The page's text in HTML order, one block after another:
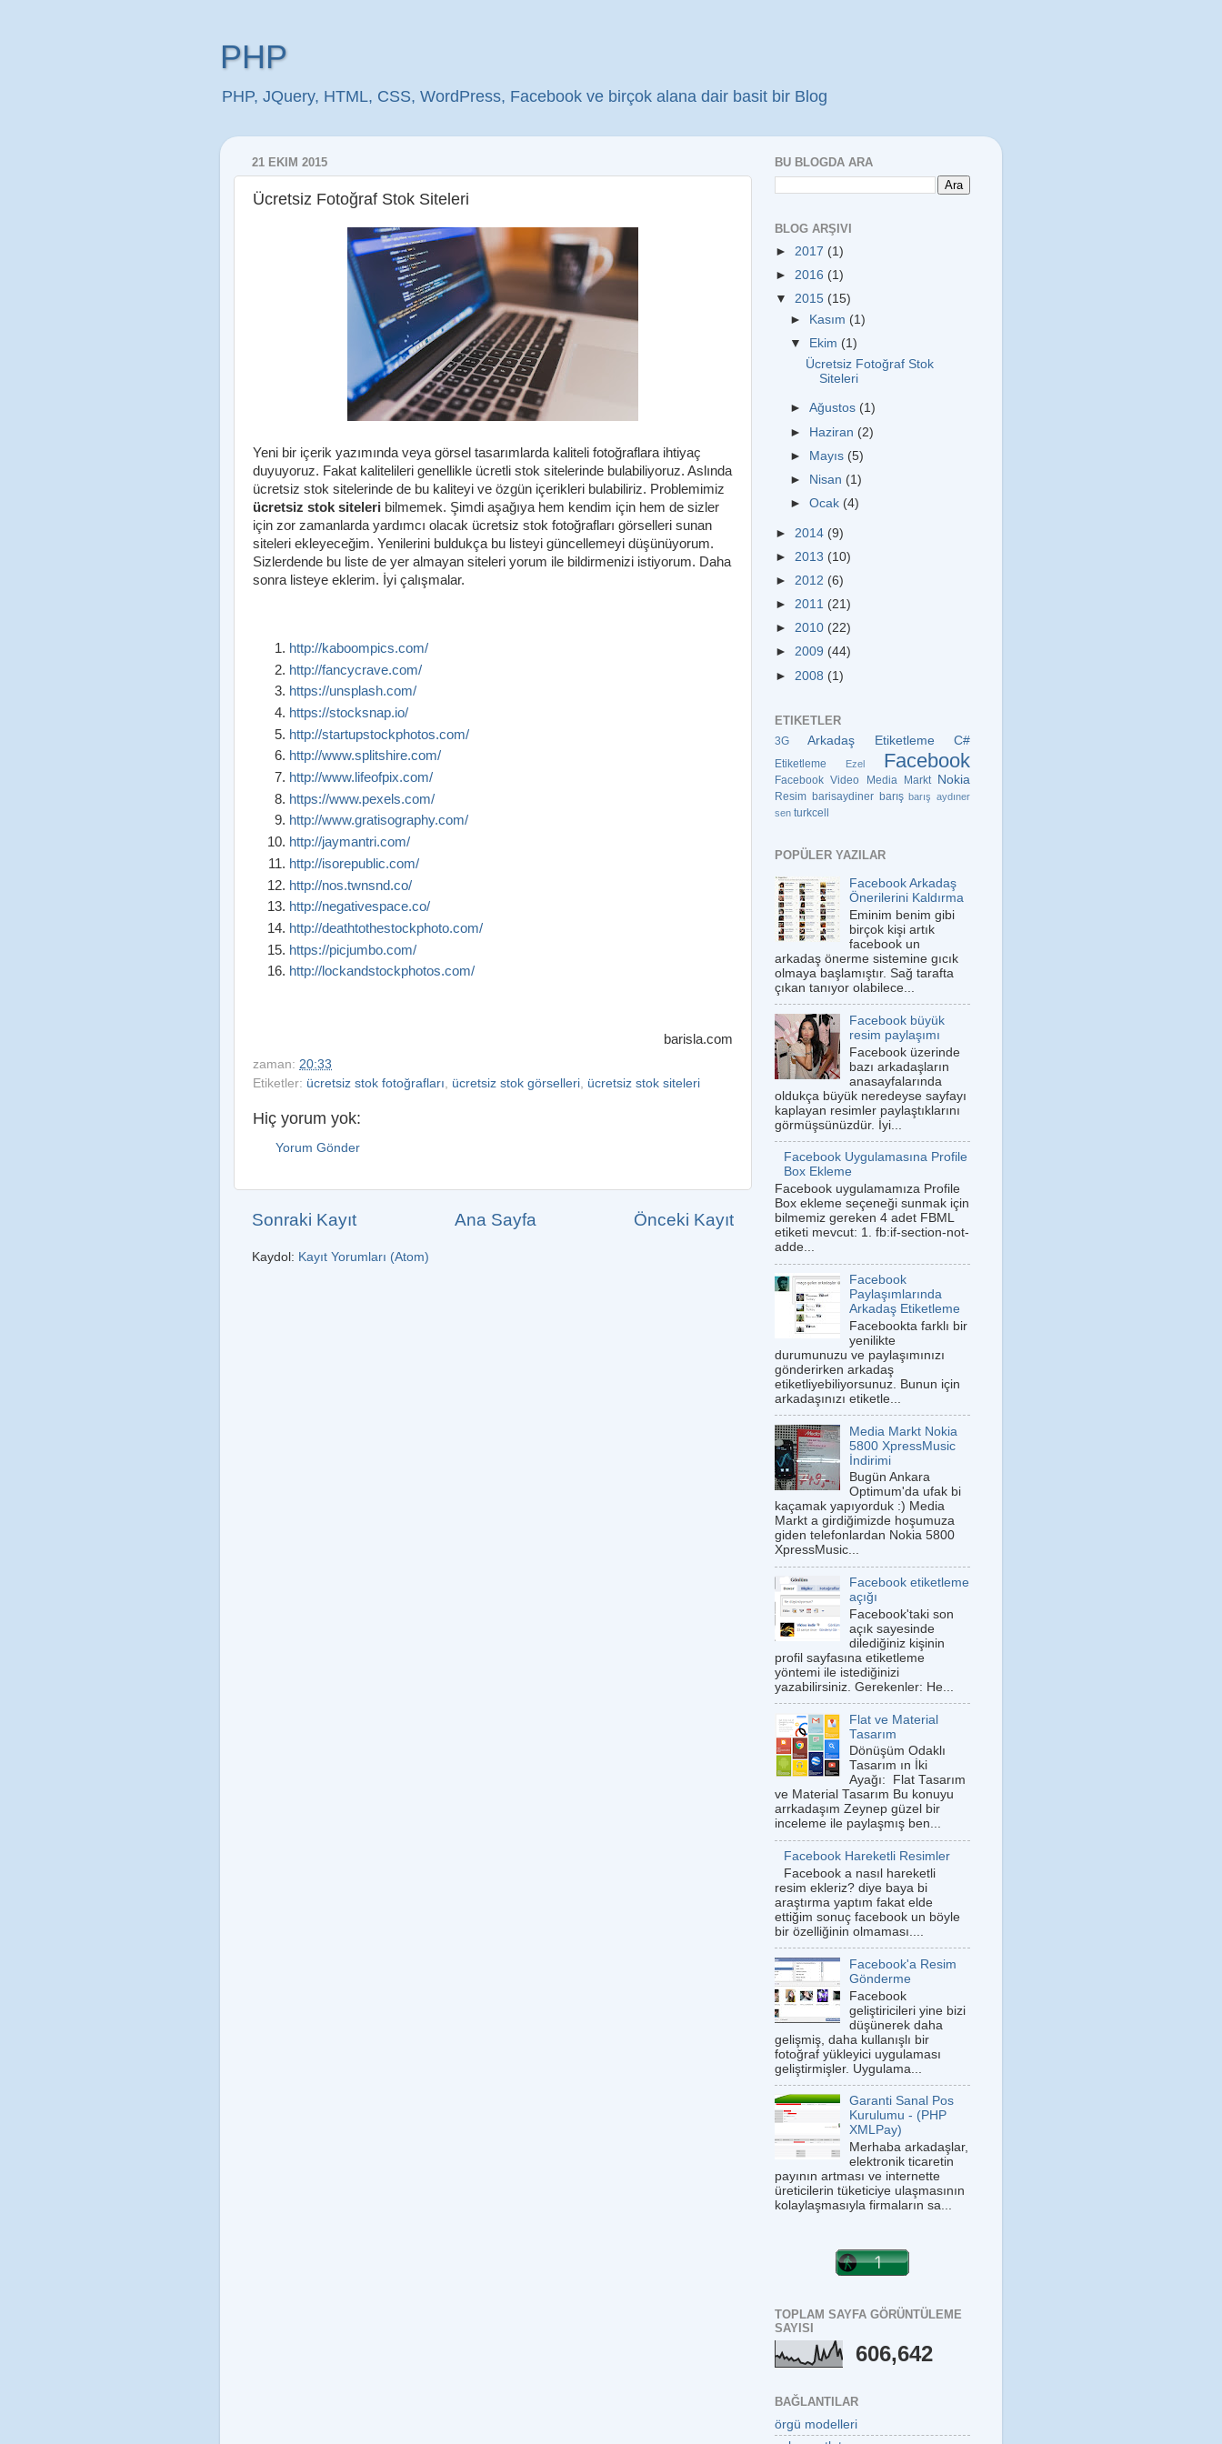
PHP
PHP, JQuery, HTML, CSS, WordPress, Facebook ve birçok alana dair basit bir Blog
21 EKIM 2015
Ücretsiz Fotoğraf Stok Siteleri
Yeni bir içerik yazımında veya görsel tasarımlarda kaliteli fotoğraflara ihtiyaç
duyuyoruz. Fakat kalitelileri genellikle ücretli stok sitelerinde bulabiliyoruz. Aslında
ücretsiz stok sitelerinde de bu kaliteyi ve özgün içerikleri bulabiliriz. Problemimiz
ücretsiz stok siteleri bilmemek. Şimdi aşağıya hem kendim için hem de sizler
için zor zamanlarda yardımcı olacak ücretsiz stok fotoğrafları görselleri sunan
siteleri ekleyeceğim. Yenilerini buldukça bu listeyi güncellemeyi düşünüyorum.
Sizlerdende bu liste de yer almayan siteleri yorum ile bildirmenizi istiyorum. Daha
sonra listeye eklerim. İyi çalışmalar.
http://kaboompics.com/
http://fancycrave.com/
https://unsplash.com/
https://stocksnap.io/
http://startupstockphotos.com/
http://www.splitshire.com/
http://www.lifeofpix.com/
https://www.pexels.com/
http://www.gratisography.com/
http://jaymantri.com/
http://isorepublic.com/
http://nos.twnsnd.co/
http://negativespace.co/
http://deathtothestockphoto.com/
https://picjumbo.com/
http://lockandstockphotos.com/
barisla.com
zaman: 20:33
Etiketler: ücretsiz stok fotoğrafları ücretsiz stok görselleri ücretsiz stok siteleri
Hiç yorum yok:
Yorum Gönder
Sonraki Kayıt Önceki Kayıt
Ana Sayfa
Kaydol: Kayıt Yorumları (Atom)
BU BLOGDA ARA
BLOG ARŞIVI
► 2017 (1)
► 2016 (1)
▼ 2015 (15)
► Kasım (1)
▼
Ekim (1)
Ücretsiz Fotoğraf Stok
Siteleri
►Ağustos (1)
► Haziran (2)
► Mayıs (5)
►
Nisan (1)
►Ocak (4)
► 2014 (9)
► 2013 (10)
► 2012 (6)
► 2011 (21)
► 2010 (22)
► 2009 (44)
► 2008 (1)
ETIKETLER
3G Arkadaş Etiketleme C#
Etiketleme Ezel Facebook
Facebook Video Media Markt Nokia
Resim barisaydiner barış barış aydıner
sen turkcell
POPÜLER YAZILAR
Facebook Arkadaş
Önerilerini Kaldırma
Eminim benim gibi
birçok kişi artık
facebook un
arkadaş önerme sistemine gıcık
olmaya başlamıştır. Sağ tarafta
çıkan tanıyor olabilece...
Facebook büyük
resim paylaşımı
Facebook üzerinde
bazı arkadaşların
anasayfalarında
oldukça büyük neredeyse sayfayı
kaplayan resimler paylaştıklarını
görmüşsünüzdür. İyi...
Facebook Uygulamasına Profile
Box Ekleme
Facebook uygulamamıza Profile
Box ekleme seçeneği sunmak için
bilmemiz gereken 4 adet FBML
etiketi mevcut: 1. fb:if-section-not-
adde...
Facebook
Paylaşımlarında
Arkadaş Etiketleme
Facebookta farklı bir
yenilikte
durumunuzu ve paylaşımınızı
gönderirken arkadaş
etiketliyebiliyorsunuz. Bunun için
arkadaşınızı etiketle...
Media Markt Nokia
5800 XpressMusic
İndirimi
Bugün Ankara
Optimum'da ufak bi
kaçamak yapıyorduk :) Media
Markt a girdiğimizde hoşumuza
giden telefonlardan Nokia 5800
XpressMusic...
Facebook etiketleme
açığı
Facebook'taki son
açık sayesinde
dilediğiniz kişinin
profil sayfasına etiketleme
yöntemi ile istediğinizi
yazabilirsiniz. Gerekenler: He...
Flat ve Material
Tasarım
Dönüşüm Odaklı
Tasarım ın İki
Ayağı: Flat Tasarım
ve Material Tasarım Bu konuyu
arrkadaşım Zeynep güzel bir
inceleme ile paylaşmış ben...
Facebook Hareketli Resimler
Facebook a nasıl hareketli
resim ekleriz? diye baya bi
araştırma yaptım fakat elde
ettiğim sonuç facebook un böyle
bir özelliğinin olmaması....
Facebook'a Resim
Gönderme
Facebook
geliştiricileri yine bizi
düşünerek daha
gelişmiş, daha kullanışlı bir
fotoğraf yükleyici uygulaması
geliştirmişler. Uygulama...
Garanti Sanal Pos
Kurulumu - (PHP
XMLPay)
Merhaba arkadaşlar,
elektronik ticaretin
payının artması ve internette
üreticilerin tüketiciye ulaşmasının
kolaylaşmasıyla firmaların sa...
TOPLAM SAYFA GÖRÜNTÜLEME
SAYISI
606,642
BAĞLANTILAR
örgü modelleri